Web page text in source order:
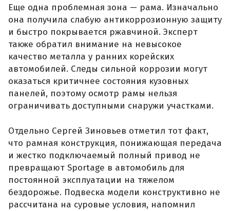
Еще одна проблемная зона — рама. Изначально
она получила слабую антикоррозионную защиту
и быстро покрывается ржавчиной. Эксперт
также обратил внимание на невысокое
качество металла у ранних корейских
автомобилей. Следы сильной коррозии могут
оказаться критичнее состояния кузовных
панелей, поэтому осмотр рамы нельзя
ограничивать доступными снаружи участками.
Отдельно Сергей Зиновьев отметил тот факт,
что рамная конструкция, понижающая передача
и жестко подключаемый полный привод не
превращают Sportage в автомобиль для
постоянной эксплуатации на тяжелом
бездорожье. Подвеска модели конструктивно не
рассчитана на суровые условия, напомнил